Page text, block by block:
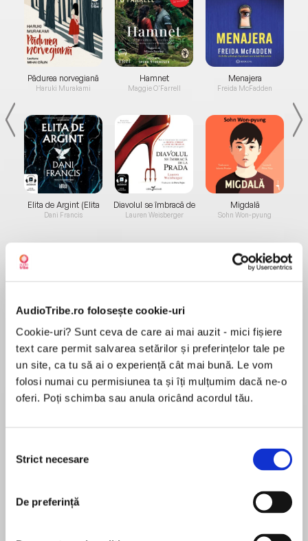
AudioTribe.ro folosește cookie-uri
Cookie-uri? Sunt ceva de care ai mai auzit - mici fișiere
text care permit salvarea setărilor și preferințelor tale pe
un site, ca tu să ai o experiență cât mai bună. Le vom
folosi numai cu permisiunea ta și îți mulțumim dacă ne-o
oferi. Poți schimba sau anula oricând acordul tău.
consimțământului
Strict necesare
De preferință
Pădurea norvegiană
Haruki Murakami
Elita de Argint (Elita
de...
Dani Francis
Hamnet
Maggie O'Farrell
Diavolul se îmbracă de
la...
Lauren Weisberger
Menajera
Freida McFadden
Migdală
Sohn Won-pyung
The writers behind the blockbuster hits Bad
Moms and A Bad Moms Christmas and the
acclaimed author of No Happy Endings join
forces in this hilarious novelization of the hit
movie franchise.
beyond their limits? They turn "bad"—ditch the
kids, the housework, and their clueless partners
Based on the popular movies, Bad Moms: The
MAI MULT
Nora McInerny
Nora McInerny is the author of It’s Okay to Laugh
and No Happy Endings, the host of the Terrible,